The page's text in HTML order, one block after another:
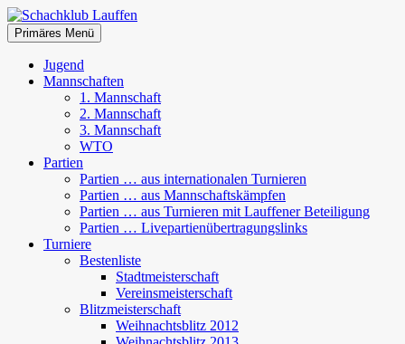
Zum
Inhalt
springen
Schachklub Lauffen
Suchen
Primäres Menü
Jugend
Mannschaften
1. Mannschaft
2. Mannschaft
3. Mannschaft
WTO
Partien
Partien … aus internationalen Turnieren
Partien … aus Mannschaftskämpfen
Partien … aus Turnieren mit Lauffener Beteiligung
Partien … Livepartienübertragungslinks
Turniere
Bestenliste
Stadtmeisterschaft
Vereinsmeisterschaft
Blitzmeisterschaft
Weihnachtsblitz 2012